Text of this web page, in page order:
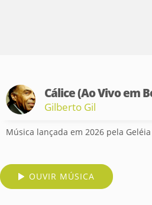
Cálice (Ao Vivo em
Gilberto Gil
Música lançada em 2026 pela
OUVIR MÚSICA